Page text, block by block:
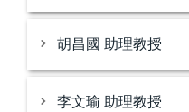
胡昌國 助理教授
李文瑜 助理教授